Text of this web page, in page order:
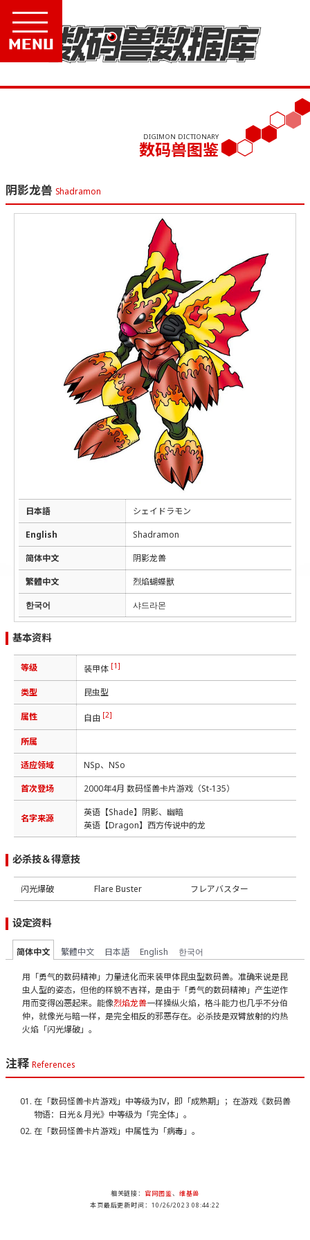
DIGIMON DICTIONARY
数码兽图鉴
阴影龙兽 Shadramon
日本語
シェイドラモン
English
Shadramon
简体中文
阴影龙兽
繁體中文
烈焰蝴蝶獸
한국어
샤드라몬
基本资料
等级 装甲体 [1]
类型 昆虫型
属性 自由 [2]
所属
适应领域
NSp、NSo
首次登场
2000年4月 数码怪兽卡片游戏（St-135）
名字来源
英语【Shade】阴影、幽暗
英语【Dragon】西方传说中的龙
必杀技＆得意技
闪光爆破 Flare Buster フレアバスター
设定资料
简体中文 繁體中文 日本語 English 한국어
用「勇气的数码精神」力量进化而来装甲体昆虫型数码兽。准确来说是昆
虫人型的姿态，但他的样貌不吉祥，是由于「勇气的数码精神」产生逆作
用而变得凶恶起来。能像烈焰龙兽一样操纵火焰，格斗能力也几乎不分伯
仲，就像光与暗一样，是完全相反的邪恶存在。必杀技是双臂放射的灼热
火焰「闪光爆破」。
注释 References
在「数码怪兽卡片游戏」中等级为IV，即「成熟期」；在游戏《数码兽
物语：日光＆月光》中等级为「完全体」。
在「数码怪兽卡片游戏」中属性为「病毒」。
相关链接： 官网图鉴、 维基兽
本页最后更新时间：10/26/2023 08:44:22